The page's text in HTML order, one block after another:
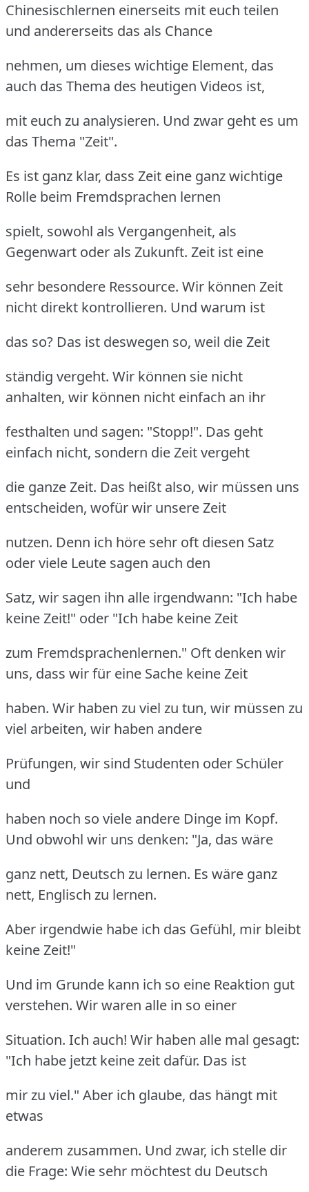
Chinesischlernen einerseits mit euch teilen
und andererseits das als Chance
nehmen, um dieses wichtige Element, das
auch das Thema des heutigen Videos ist,
mit euch zu analysieren. Und zwar geht es um
das Thema "Zeit".
Es ist ganz klar, dass Zeit eine ganz wichtige
Rolle beim Fremdsprachen lernen
spielt, sowohl als Vergangenheit, als
Gegenwart oder als Zukunft. Zeit ist eine
sehr besondere Ressource. Wir können Zeit
nicht direkt kontrollieren. Und warum ist
das so? Das ist deswegen so, weil die Zeit
ständig vergeht. Wir können sie nicht
anhalten, wir können nicht einfach an ihr
festhalten und sagen: "Stopp!". Das geht
einfach nicht, sondern die Zeit vergeht
die ganze Zeit. Das heißt also, wir müssen uns
entscheiden, wofür wir unsere Zeit
nutzen. Denn ich höre sehr oft diesen Satz
oder viele Leute sagen auch den
Satz, wir sagen ihn alle irgendwann: "Ich habe
keine Zeit!" oder "Ich habe keine Zeit
zum Fremdsprachenlernen." Oft denken wir
uns, dass wir für eine Sache keine Zeit
haben. Wir haben zu viel zu tun, wir müssen zu
viel arbeiten, wir haben andere
Prüfungen, wir sind Studenten oder Schüler
und
haben noch so viele andere Dinge im Kopf.
Und obwohl wir uns denken: "Ja, das wäre
ganz nett, Deutsch zu lernen. Es wäre ganz
nett, Englisch zu lernen.
Aber irgendwie habe ich das Gefühl, mir bleibt
keine Zeit!"
Und im Grunde kann ich so eine Reaktion gut
verstehen. Wir waren alle in so einer
Situation. Ich auch! Wir haben alle mal gesagt:
"Ich habe jetzt keine zeit dafür. Das ist
mir zu viel." Aber ich glaube, das hängt mit
etwas
anderem zusammen. Und zwar, ich stelle dir
die Frage: Wie sehr möchtest du Deutsch